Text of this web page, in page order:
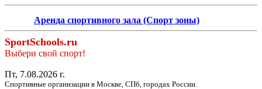
Аренда спортивного зала (Спорт зоны)
SportSchools.ru
Выбери свой спорт!
Пт, 7.08.2026 г.
Спортивные организации в Москве, СПб, городах России.